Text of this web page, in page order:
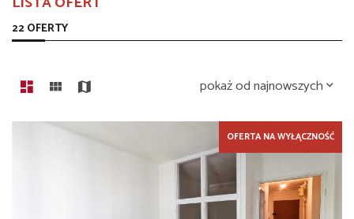
22 OFERTY
pokaż od najnowszych
OFERTA NA WYŁĄCZNOŚĆ